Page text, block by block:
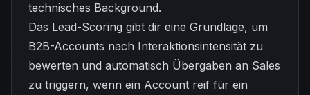
technisches Background.
Das Lead-Scoring gibt dir eine Grundlage, um
B2B-Accounts nach Interaktionsintensität zu
bewerten und automatisch Übergaben an Sales
zu triggern, wenn ein Account reif für ein